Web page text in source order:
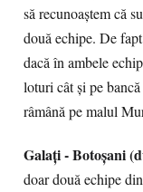
să recunoaștem că
două echipe. De
dacă în ambele
loturi cât și pe
râmână pe malul
Galați - Botoșani
doar două echipe